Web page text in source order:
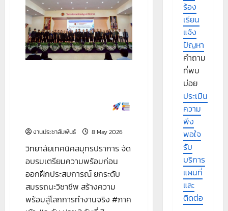
พร้อม
ก่อน
ออก
ฝึก
ประสบการณ์
ยก
ระดับ
สมรรถนะ
วิชาชีพ
บ่าย
#ระดับ
ปวส.1
งานประชาสัมพันธ์ 8 May 2026
วิทยาลัยเทคนิคสมุทรปราการ จัด
อบรมเตรียมความพร้อมก่อน
ออกฝึกประสบการณ์ ยกระดับ
สมรรถนะวิชาชีพ สร้างความ
พร้อมสู่โลกการทำงานจริง #ภาค
ร้อง
เรียน
แจ้ง
ปัญหา
คำถาม
ที่พบ
บ่อย
ประเมิน
ความ
พึง
พอใจ
รับ
บริการ
แผนที่
และ
ติดต่อ